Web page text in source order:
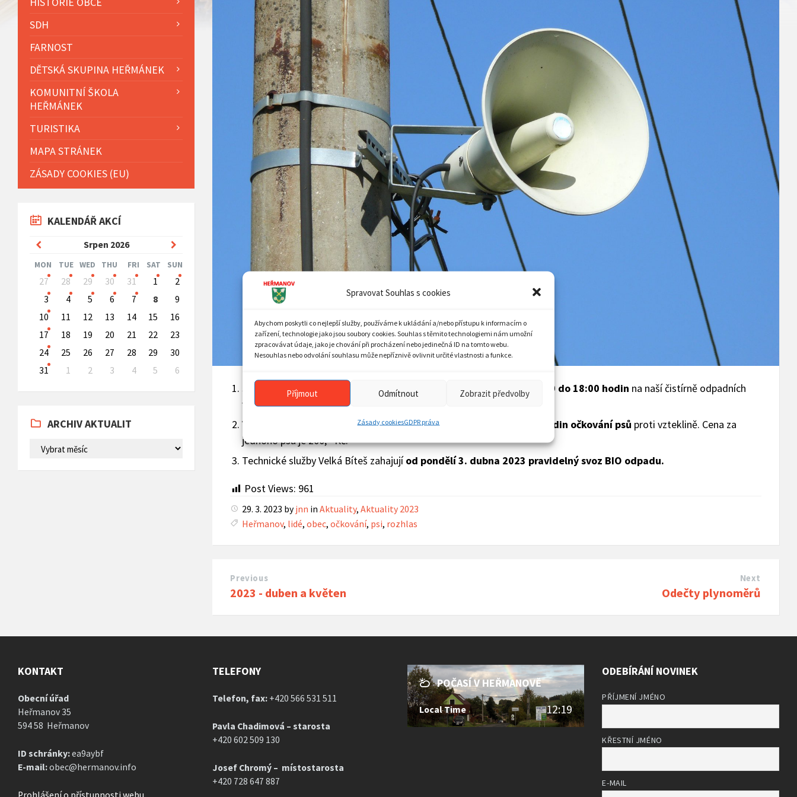
Spravovat Souhlas s cookies
Abychom poskytli co nejlepší služby, používáme k ukládání a/nebo přístupu k informacím o
zařízení, technologie jako jsou soubory cookies. Souhlas s těmito technologiemi nám umožní
zpracovávat údaje, jako je chování při procházení nebo jedinečná ID na tomto webu.
Nesouhlas nebo odvolání souhlasu může nepříznivě ovlivnit určité vlastnosti a funkce.
Příjmout Odmítnout Zobrazit předvolby
Zásady cookiesGDPR práva
Sběr nebezpečného odpadu proběhne v pátek 31. březhna od 16:00 do 18:00 hodin na naší čistírně odpadních
vod.
V sobotu
se u obecního úřadu bude konat od 11:15 hodin očkování psů proti vzteklině. Cena za
jednoho psa je 200,– Kč.
Technické služby Velká Bíteš zahajujíod pondělí 3. dubna 2023 pravidelný svoz BIO odpadu.
Post Views: 961
29. 3. 2023 by jnn inAktuality,Aktuality 2023
Heřmanov, lidé,obec,očkování, psi, rozhlas
Previous
2023 - duben a květen
Next
Odečty plynoměrů
SDH
FARNOST
DĚTSKÁ SKUPINA HEŘMÁNEK
KOMUNITNÍ ŠKOLA
HEŘMÁNEK
TURISTIKA
MAPA STRÁNEK
ZÁSADY COOKIES (EU)
KALENDÁŘ AKCÍ
Srpen 2026
Previous
Month
Month
MON TUE WED THU FRI SAT SUN
Skip
calendar
days
27 28 29 30 31 1
2
3
4 5 6 7 8
9
10
11 12 13 14 15
16
17
18 19 20 21 22
23
24
25 26 27 28 29
30
31
1 2 3 4 5
6
to
days
ARCHIV AKTUALIT
ARCHIV
AKTUALIT
KONTAKT
Obecní úřad
Heřmanov 35
594 58 Heřmanov
ID schránky:ea9aybf
E-mail:obec@hermanov.info
TELEFONY
Telefon, fax: +420 566 531 511
Pavla Chadimová – starosta
+420 602 509 130
Josef Chromý – místostarosta
+420 728 647 887
POČASÍ V HEŘMANOVĚ
Local Time 12:19
ODEBÍRÁNÍ NOVINEK
PŘÍJMENÍ JMÉNO
KŘESTNÍ JMÉNO
E-MAIL